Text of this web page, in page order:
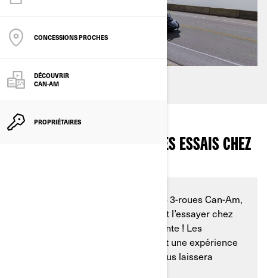
CONCESSIONS PROCHES
DÉCOUVRIR
CAN-AM
PROPRIÉTAIRES
QUE DOIS-JE SAVOIR SUR LES ESSAIS CHEZ
Vous êtes intéressé par une moto 3-roues Can-Am,
mais vous ne savez pas comment l’essayer chez
un concessionnaire ? N’ayez crainte ! Les
concessionnaires Can-Am offrent une expérience
d’essai unique et excitante qui vous laissera